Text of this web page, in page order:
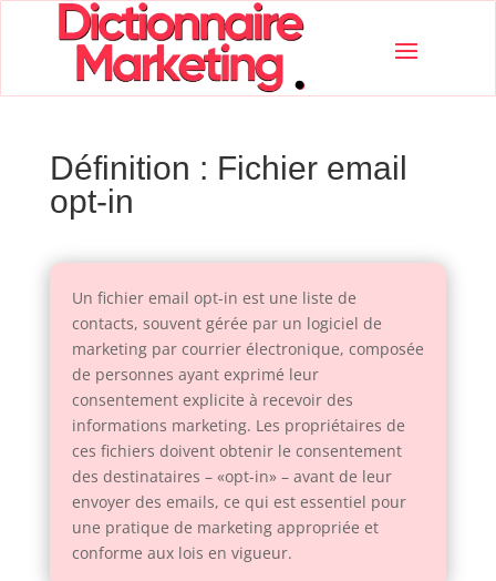
Définition : Fichier email
opt-in
Un fichier email opt-in est une liste de
contacts, souvent gérée par un logiciel de
marketing par courrier électronique, composée
de personnes ayant exprimé leur
consentement explicite à recevoir des
informations marketing. Les propriétaires de
ces fichiers doivent obtenir le consentement
des destinataires – «opt-in» – avant de leur
envoyer des emails, ce qui est essentiel pour
une pratique de marketing appropriée et
conforme aux lois en vigueur.